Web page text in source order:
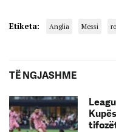
Etiketa: Anglia Messi
TË NGJASHME